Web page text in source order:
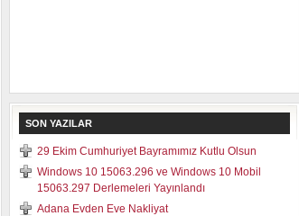
SON YAZILAR
29 Ekim Cumhuriyet Bayramımız Kutlu Olsun
Windows 10 15063.296 ve Windows 10 Mobil
15063.297 Derlemeleri Yayınlandı
Adana Evden Eve Nakliyat